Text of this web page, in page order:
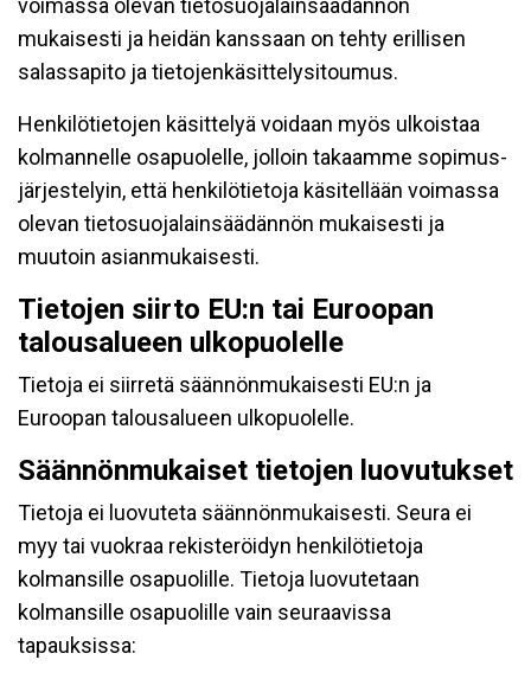
voimassa olevan tietosuojalainsäädännön
mukaisesti ja heidän kanssaan on tehty erillisen
salassapito ja tietojenkäsittelysitoumus.
Henkilötietojen käsittelyä voidaan myös ulkoistaa
kolmannelle osapuolelle, jolloin takaamme sopimus-
järjestelyin, että henkilötietoja käsitellään voimassa
olevan tietosuojalainsäädännön mukaisesti ja
muutoin asianmukaisesti.
Tietojen siirto EU:n tai Euroopan
talousalueen ulkopuolelle
Tietoja ei siirretä säännönmukaisesti EU:n ja
Euroopan talousalueen ulkopuolelle.
Säännönmukaiset tietojen luovutukset
Tietoja ei luovuteta säännönmukaisesti. Seura ei
myy tai vuokraa rekisteröidyn henkilötietoja
kolmansille osapuolille. Tietoja luovutetaan
kolmansille osapuolille vain seuraavissa
tapauksissa: